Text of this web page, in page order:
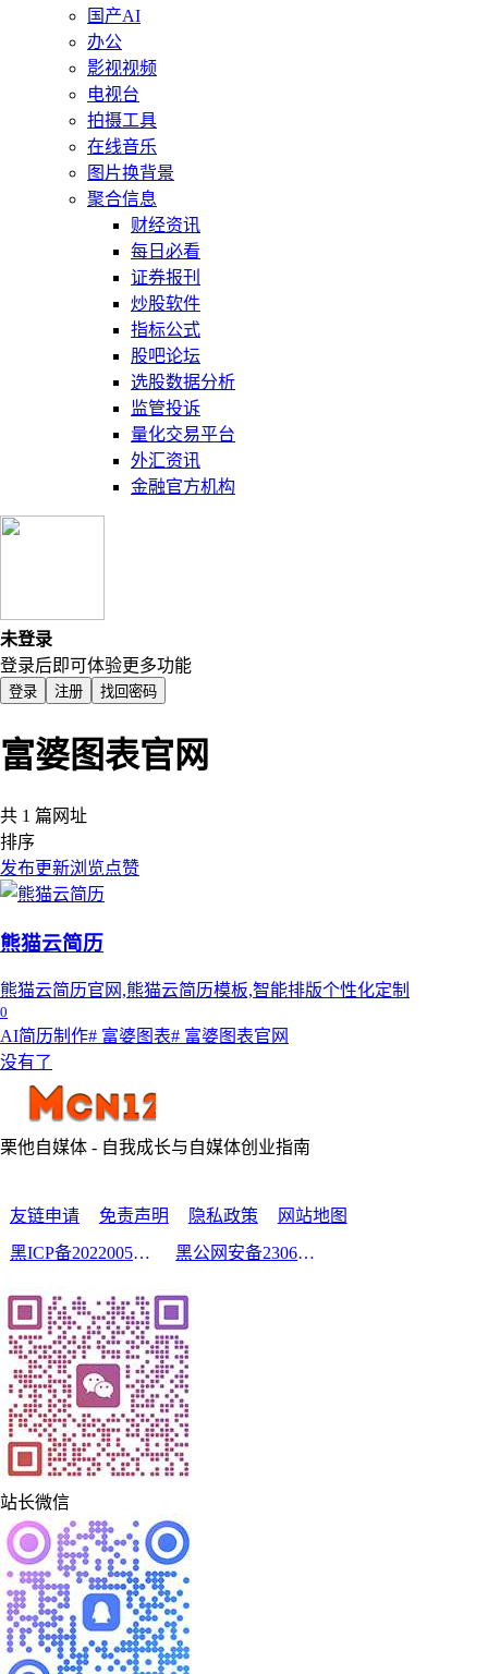
国产AI
办公
影视视频
电视台
拍摄工具
在线音乐
图片换背景
聚合信息
财经资讯
每日必看
证券报刊
炒股软件
指标公式
股吧论坛
选股数据分析
监管投诉
量化交易平台
外汇资讯
金融官方机构
未登录
登录后即可体验更多功能
登录 注册 找回密码
富婆图表官网
共 1 篇网址
排序
发布更新浏览点赞
熊猫云简历
熊猫云简历官网,熊猫云简历模板,智能排版个性化定制
0
AI简历制作# 富婆图表# 富婆图表官网
没有了
栗他自媒体 - 自我成长与自媒体创业指南
友链申请 免责声明 隐私政策
网站地图
黑ICP备2022005210号-2
黑公网安备23060302000213号
站长微信